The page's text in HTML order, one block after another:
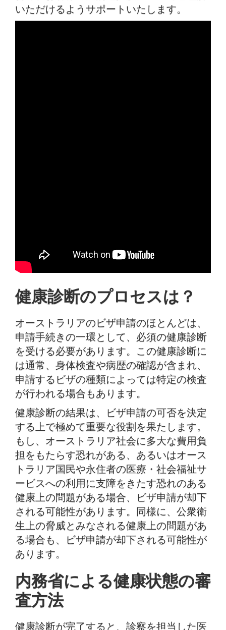
いただけるようサポートいたします。
健康診断のプロセスは？
オーストラリアのビザ申請のほとんどは、
申請手続きの一環として、必須の健康診断
を受ける必要があります。この健康診断に
は通常、身体検査や病歴の確認が含まれ、
申請するビザの種類によっては特定の検査
が行われる場合もあります。
健康診断の結果は、ビザ申請の可否を決定
する上で極めて重要な役割を果たします。
もし、オーストラリア社会に多大な費用負
担をもたらす恐れがある、あるいはオース
トラリア国民や永住者の医療・社会福祉サ
ービスへの利用に支障をきたす恐れのある
健康上の問題がある場合、ビザ申請が却下
される可能性があります。同様に、公衆衛
生上の脅威とみなされる健康上の問題があ
る場合も、ビザ申請が却下される可能性が
あります。
内務省による健康状態の審
査方法
健康診断が完了すると、診察を担当した医